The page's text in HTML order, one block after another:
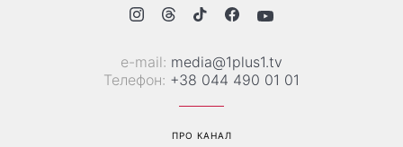
проблеми зі здоров’ям
дізналася про вагітність та